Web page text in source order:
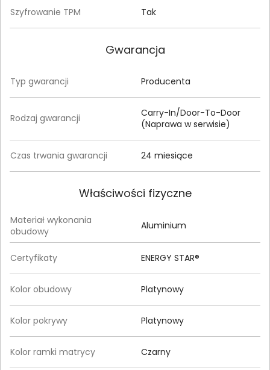
Szyfrowanie TPM Tak
Gwarancja
Typ gwarancji Producenta
Rodzaj gwarancji
Carry-In/Door-To-Door
(Naprawa w serwisie)
Czas trwania gwarancji 24 miesiące
Właściwości fizyczne
Materiał wykonania
obudowy
Aluminium
Certyfikaty ENERGY STAR®
Kolor obudowy Platynowy
Kolor pokrywy Platynowy
Kolor ramki matrycy Czarny